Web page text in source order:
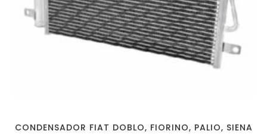
CONDENSADOR FIAT DOBLO, FIORINO, PALIO, SIENA